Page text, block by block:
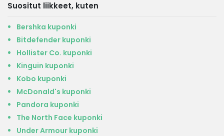
Suositut liikkeet, kuten
Bershka kuponki
Bitdefender kuponki
Hollister Co. kuponki
Kinguin kuponki
Kobo kuponki
McDonald's kuponki
Pandora kuponki
The North Face kuponki
Under Armour kuponki